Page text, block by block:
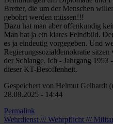
Bretter, die um der Menschen
gebohrt werden müssen!!!
Dazu hat man aber offenkundig
Man hat ja ein klares Feindbild.
es ja eindeutig vorgegeben. Und
Regierungssozialdemokratie
der Schlange. Ich - Jahrgang
dieser KT-Besoffenheit.
Gespeichert von Helmut Gelhardt
28.08.2025 - 14:44
Permalink
Wehrdienst /// Wehrpflicht ///